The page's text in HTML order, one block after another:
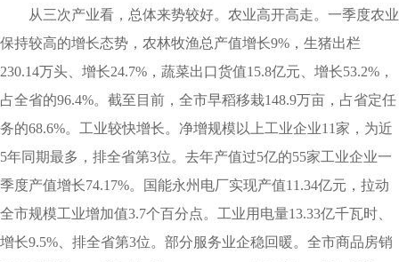
从三次产业看，总体来势较好。农业高开高走。一季度农业
保持较高的增长态势，农林牧渔总产值增长9%，生猪出栏
230.14万头、增长24.7%，蔬菜出口货值15.8亿元、增长53.2%，
占全省的96.4%。截至目前，全市早稻移栽148.9万亩，占省定任
务的68.6%。工业较快增长。净增规模以上工业企业11家，为近
5年同期最多，排全省第3位。去年产值过5亿的55家工业企业一
季度产值增长74.17%。国能永州电厂实现产值11.34亿元，拉动
全市规模工业增加值3.7个百分点。工业用电量13.33亿千瓦时、
增长9.5%、排全省第3位。部分服务业企稳回暖。全市商品房销